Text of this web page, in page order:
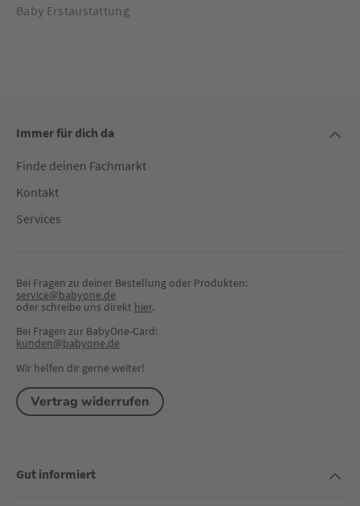
Baby Erstaustattung
Immer für dich da
Finde deinen Fachmarkt
Kontakt
Services
Bei Fragen zu deiner Bestellung oder Produkten:
service@babyone.de
oder schreibe uns direkt hier.
Bei Fragen zur BabyOne-Card:
kunden@babyone.de
Wir helfen dir gerne weiter!
Vertrag widerrufen
Gut informiert